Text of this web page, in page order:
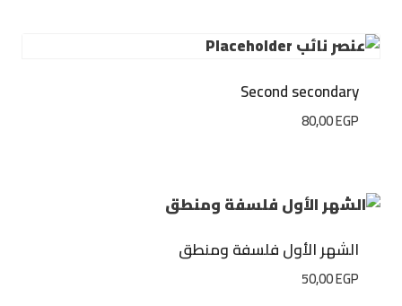
Second secondary
80,00EGP
الشهر الأول فلسفة ومنطق
50,00EGP